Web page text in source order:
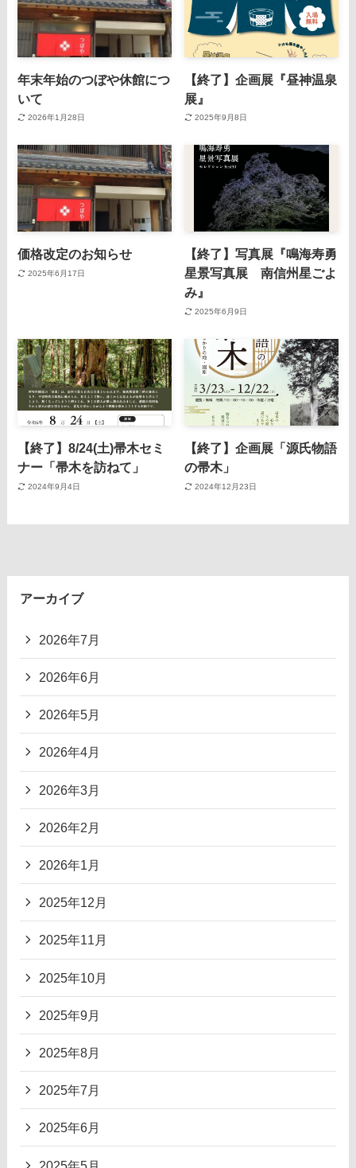
年末年始のつぼや休館につ
いて
2026年1月28日
【終了】企画展『昼神温泉
展』
2025年9月8日
価格改定のお知らせ
2025年6月17日
【終了】写真展『鳴海寿勇
星景写真展 南信州星ごよ
み』
2025年6月9日
【終了】8/24(土)帚木セミ
ナー「帚木を訪ねて」
2024年9月4日
【終了】企画展「源氏物語
の帚木」
2024年12月23日
アーカイブ
2026年7月
2026年6月
2026年5月
2026年4月
2026年3月
2026年2月
2026年1月
2025年12月
2025年11月
2025年10月
2025年9月
2025年8月
2025年7月
2025年6月